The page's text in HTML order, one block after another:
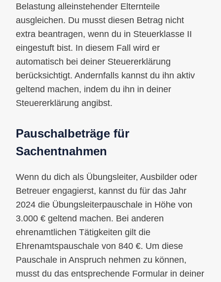
Belastung alleinstehender Elternteile
ausgleichen. Du musst diesen Betrag nicht
extra beantragen, wenn du in Steuerklasse II
eingestuft bist. In diesem Fall wird er
automatisch bei deiner Steuererklärung
berücksichtigt. Andernfalls kannst du ihn aktiv
geltend machen, indem du ihn in deiner
Steuererklärung angibst.
Pauschalbeträge für
Sachentnahmen
Wenn du dich als Übungsleiter, Ausbilder oder
Betreuer engagierst, kannst du für das Jahr
2024 die Übungsleiterpauschale in Höhe von
3.000 € geltend machen. Bei anderen
ehrenamtlichen Tätigkeiten gilt die
Ehrenamtspauschale von 840 €. Um diese
Pauschale in Anspruch nehmen zu können,
musst du das entsprechende Formular in deiner